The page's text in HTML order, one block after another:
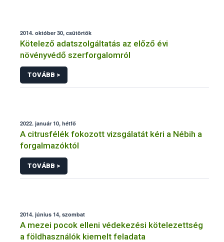
2014. október 30, csütörtök
Kötelező adatszolgáltatás az előző évi
növényvédő szerforgalomról
TOVÁBB >
2022. január 10, hétfő
A citrusfélék fokozott vizsgálatát kéri a Nébih a
forgalmazóktól
TOVÁBB >
2014. június 14, szombat
A mezei pocok elleni védekezési kötelezettség
a földhasználók kiemelt feladata